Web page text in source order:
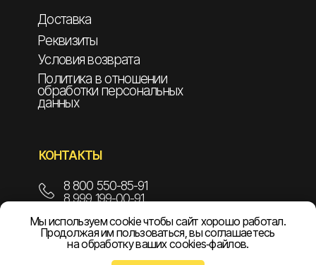
Доставка
Реквизиты
Условия возврата
Политика в отношении
обработки персональных
данных
КОНТАКТЫ
info@npoelekom.ru
8 800 550-85-91
8 999 199-00-91
Мы используем cookie чтобы сайт хорошо работал.
Продолжая им пользоваться, вы соглашаетесь
на обработку ваших cookies‑файлов.